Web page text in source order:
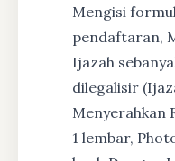
Mengisi
pendaftaran,
Ijazah
dilegalisir
Menyerahkan
1 lembar,